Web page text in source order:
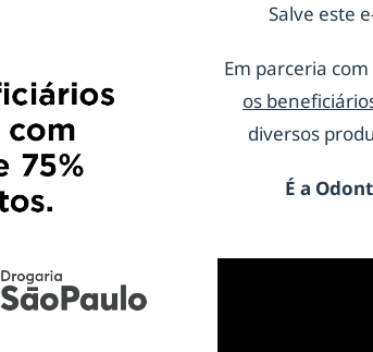
Salve este
Em parceria com
os
diversos
É a